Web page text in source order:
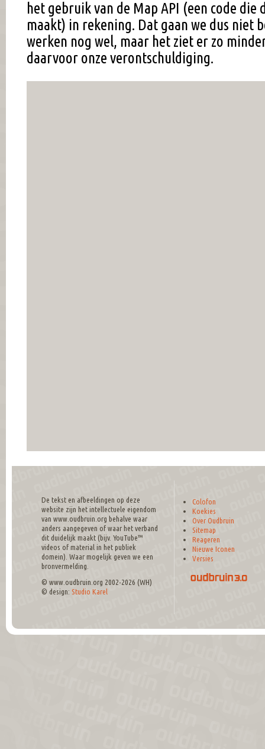
het gebruik van de Map API (een code
maakt) in rekening. Dat gaan we dus niet
werken nog wel, maar het ziet er zo
daarvoor onze verontschuldiging.
De tekst en afbeeldingen op deze
website zijn het intellectuele eigendom
van www.oudbruin.org behalve waar
anders aangegeven of waar het verband
dit duidelijk maakt (bijv. YouTube™
videos of material in het publiek
domein). Waar mogelijk geven we een
bronvermelding.
© www.oudbruin.org 2002-2026 (WH)
© design: Studio Karel
Colofon
Koekies
Over Oudbruin
Sitemap
Reageren
Nieuwe Iconen
Versies